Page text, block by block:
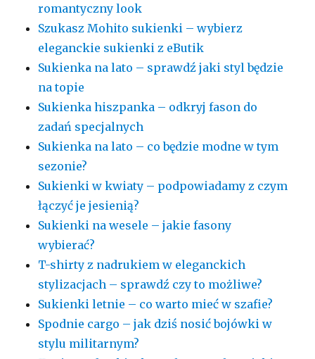
romantyczny look
Szukasz Mohito sukienki – wybierz
eleganckie sukienki z eButik
Sukienka na lato – sprawdź jaki styl będzie
na topie
Sukienka hiszpanka – odkryj fason do
zadań specjalnych
Sukienka na lato – co będzie modne w tym
sezonie?
Sukienki w kwiaty – podpowiadamy z czym
łączyć je jesienią?
Sukienki na wesele – jakie fasony
wybierać?
T-shirty z nadrukiem w eleganckich
stylizacjach – sprawdź czy to możliwe?
Sukienki letnie – co warto mieć w szafie?
Spodnie cargo – jak dziś nosić bojówki w
stylu militarnym?